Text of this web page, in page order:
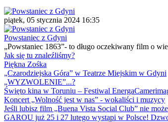
piątek, 05 stycznia 2024 16:35
Powstaniec z Gdyni
„Powstaniec 1863”- to długo oczekiwany film o
Jak się tu znaleźliśmy?
Piękna Zośka
„Czarodziejska Góra” w Teatrze Miejskim w Gdyni
„WYZWOLENIE”...?
Święto kina w Toruniu – Festiwal
Koncert „Wolność jest w nas” - wokaliści i muzycy
Jeśli lubisz film „Buena Vista Social Club” nie
GAROU już 25 i 27 lutego wystąpi w Polsce!